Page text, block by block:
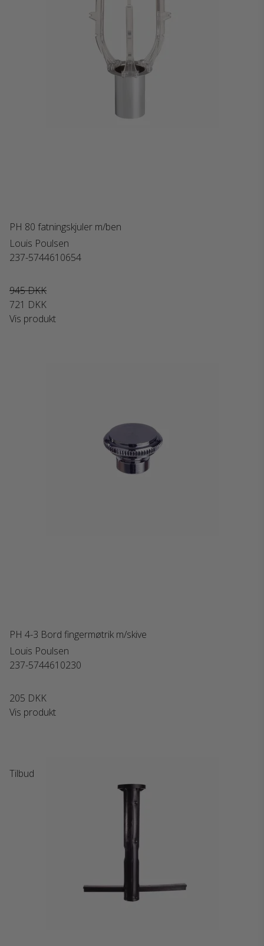
PH 80 fatningskjuler m/ben
Louis Poulsen
237-5744610654
945 DKK
721 DKK
Vis produkt
PH 4-3 Bord fingermøtrik m/skive
Louis Poulsen
237-5744610230
205 DKK
Vis produkt
Tilbud